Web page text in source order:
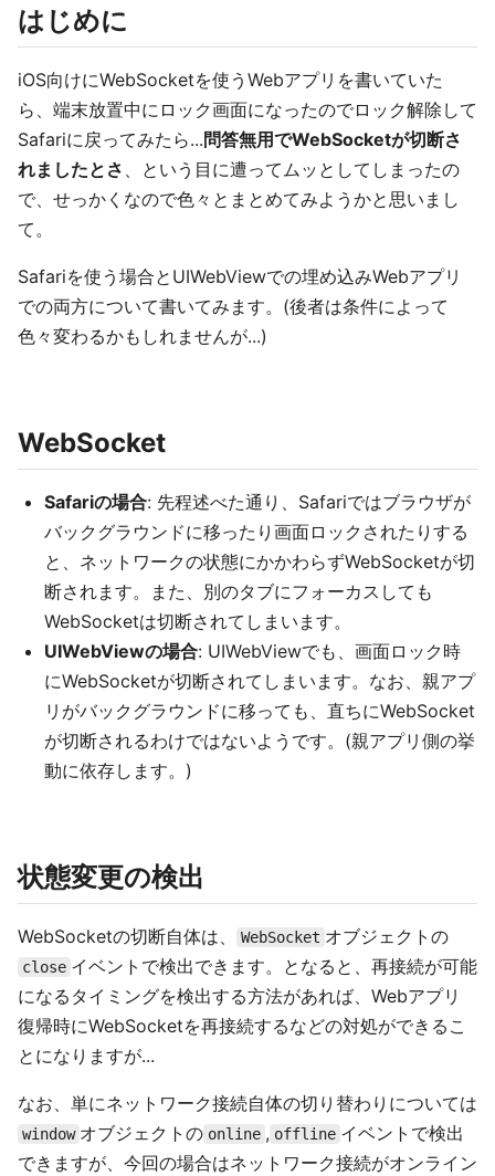
はじめに
iOS向けにWebSocketを使うWebアプリを書いていた
ら、端末放置中にロック画面になったのでロック解除して
Safariに戻ってみたら...問答無用でWebSocketが切断さ
れましたとさ 、という目に遭ってムッとしてしまったの
で、せっかくなので色々とまとめてみようかと思いまし
て。
Safariを使う場合とUIWebViewでの埋め込みWebアプリ
での両方について書いてみます。(後者は条件によって
色々変わるかもしれませんが...)
WebSocket
Safariの場合: 先程述べた通り、Safariではブラウザが
バックグラウンドに移ったり画面ロックされたりする
と、ネットワークの状態にかかわらずWebSocketが切
断されます。また、別のタブにフォーカスしても
WebSocketは切断されてしまいます。
UIWebViewの場合: UIWebViewでも、画面ロック時
にWebSocketが切断されてしまいます。なお、親アプ
リがバックグラウンドに移っても、直ちにWebSocket
が切断されるわけではないようです。(親アプリ側の挙
動に依存します。)
状態変更の検出
WebSocketの切断自体は、 WebSocket オブジェクトの
close イベントで検出できます。となると、再接続が可能
になるタイミングを検出する方法があれば、Webアプリ
復帰時にWebSocketを再接続するなどの対処ができるこ
とになりますが...
なお、単にネットワーク接続自体の切り替わりについては
window オブジェクトの online , offline イベントで検出
できますが、今回の場合はネットワーク接続がオンライン